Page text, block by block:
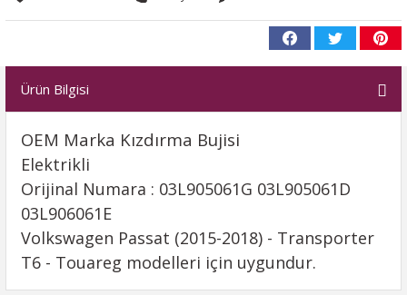
Ürün Bilgisi
OEM Marka Kızdırma Bujisi
Elektrikli
Orijinal Numara : 03L905061G 03L905061D
03L906061E
Volkswagen Passat (2015-2018) - Transporter
T6 - Touareg modelleri için uygundur.